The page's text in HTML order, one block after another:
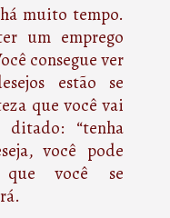
muito tempo.
um emprego
consegue ver
estão se
que você vai
“tenha
você pode
que você se